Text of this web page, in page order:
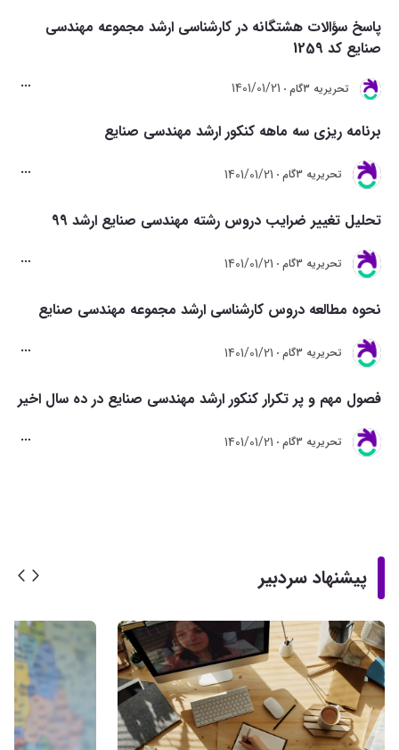
پاسخ سؤالات هشتگانه در کارشناسی ارشد مجموعه مهندسی
صنایع کد 1259
تحريريه 3گام 1401/01/21
برنامه ریزی سه ماهه کنکور ارشد مهندسی صنایع
تحريريه 3گام 1401/01/21
تحلیل تغییر ضرایب دروس رشته مهندسی صنایع ارشد 99
تحريريه 3گام 1401/01/21
نحوه مطالعه دروس کارشناسی ارشد مجموعه مهندسی صنایع
تحريريه 3گام 1401/01/21
فصول مهم و پر تکرار کنکور ارشد مهندسی صنایع در ده سال اخیر
تحريريه 3گام 1401/01/21
پیشنهاد سردبیر